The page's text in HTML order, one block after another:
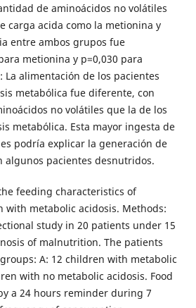
de aminoácidos no volátiles
carga acida como la metionina y
entre ambos grupos fue
metionina y p=0,030 para
La alimentación de los pacientes
metabólica fue diferente, con
no volátiles que la de los
metabólica. Esta mayor ingesta de
podría explicar la generación de
algunos pacientes desnutridos.
feeding characteristics of
with metabolic acidosis. Methods:
study in 20 patients under 15
of malnutrition. The patients
A: 12 children with metabolic
with no metabolic acidosis. Food
a 24 hours reminder during 7